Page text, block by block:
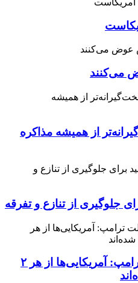
می‌کنند
از همیشه مذاکره
جلوگیری از تنازع و تفرقه
مقام مستعفی دولت ترامپ: آمریکایی‌ها از هر ۲